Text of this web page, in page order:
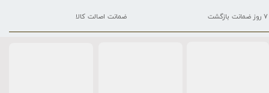
۷ روز ضمانت بازگشت ضمانت اصالت کالا